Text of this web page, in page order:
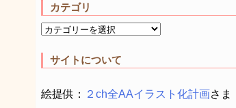
カテゴリ
サイトについて
絵提供： ２ch全AAイラスト化計画さま